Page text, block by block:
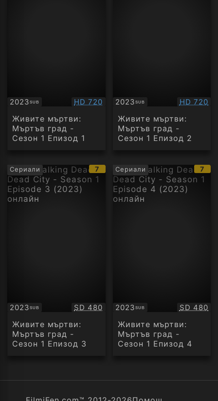
2023SUB
Субтитри Качество:
HD 720
Живите мъртви:
Мъртъв град -
Сезон 1 Епизод 1
2023SUB
Субтитри HD 720
Живите мъртви:
Мъртъв град -
Сезон 1 Епизод 2
Сериали
IMDb
рейтинг:
7
2023SUB
Субтитри Качество:
SD 480
Живите мъртви:
Мъртъв град -
Сезон 1 Епизод 3
Сериали 7
2023SUB
Субтитри SD 480
Живите мъртви:
Мъртъв град -
Сезон 1 Епизод 4